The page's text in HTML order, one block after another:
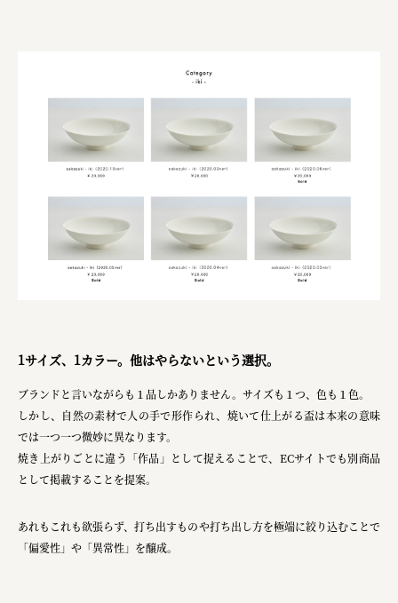
1サイズ、1カラー。他はやらないという選択。
ブランドと言いながらも１品しかありません。サイズも１つ、色も１色。
しかし、自然の素材で人の手で形作られ、焼いて仕上がる盃は本来の意味
では一つ一つ微妙に異なります。
焼き上がりごとに違う「作品」として捉えることで、ECサイトでも別商品
として掲載することを提案。
あれもこれも欲張らず、打ち出すものや打ち出し方を極端に絞り込むことで
「偏愛性」や「異常性」を醸成。